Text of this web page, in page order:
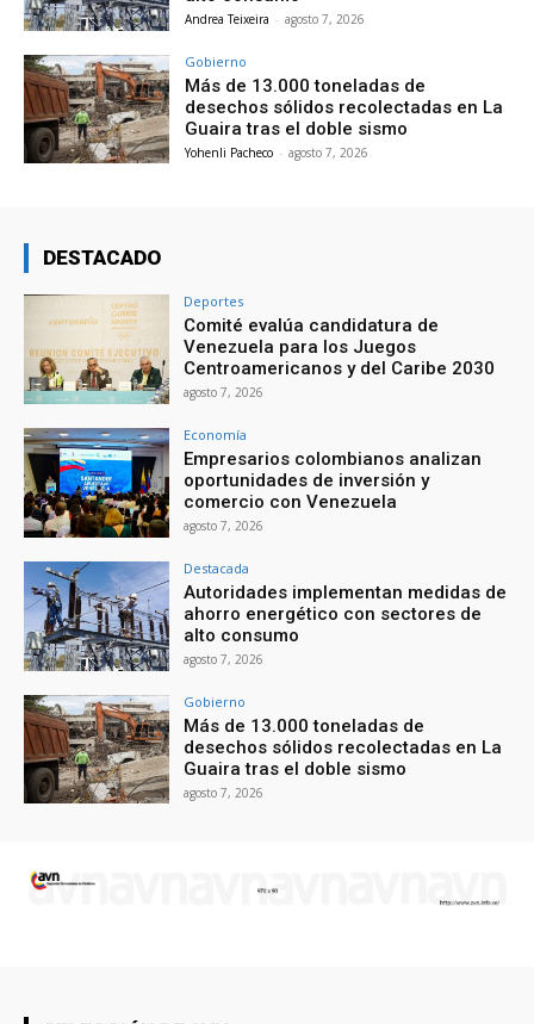
Andrea Teixeira - agosto 7, 2026
Gobierno
Más de 13.000 toneladas de
desechos sólidos recolectadas en La
Guaira tras el doble sismo
Yohenli Pacheco - agosto 7, 2026
DESTACADO
Deportes
Comité evalúa candidatura de
Venezuela para los Juegos
Centroamericanos y del Caribe 2030
agosto 7, 2026
Economía
Empresarios colombianos analizan
oportunidades de inversión y
comercio con Venezuela
agosto 7, 2026
Destacada
Autoridades implementan medidas de
ahorro energético con sectores de
alto consumo
agosto 7, 2026
Gobierno
Más de 13.000 toneladas de
desechos sólidos recolectadas en La
Guaira tras el doble sismo
agosto 7, 2026